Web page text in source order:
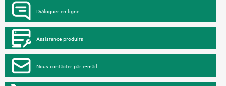
Dialoguer en ligne
Assistance produits
Nous contacter par e-mail